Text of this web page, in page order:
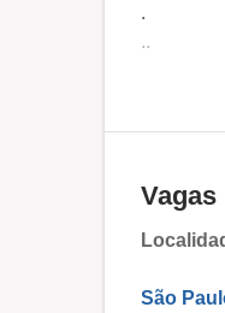
.
..
.
.
.
.
Vagas
São